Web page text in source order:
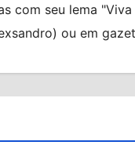
com seu lema
ou em
OSASCO